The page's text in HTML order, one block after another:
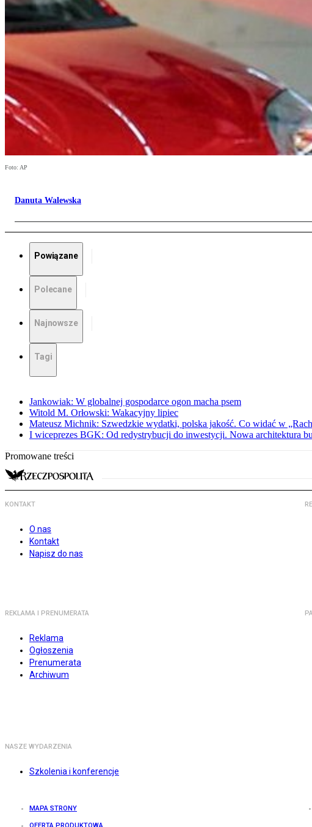
Foto: AP
Danuta Walewska
Powiązane
Polecane
Najnowsze
Tagi
Jankowiak: W globalnej gospodarce ogon macha psem
Witold M. Orłowski: Wakacyjny lipiec
Mateusz Michnik: Szwedzkie wydatki, polska jakość. Co widać w
I wiceprezes BGK: Od redystrybucji do inwestycji. Nowa architektura
Promowane treści
KONTAKT
O nas
Kontakt
Napisz do nas
REKLAMA I PRENUMERATA
Reklama
Ogłoszenia
Prenumerata
Archiwum
NASZE WYDARZENIA
Szkolenia i konferencje
MAPA STRONY